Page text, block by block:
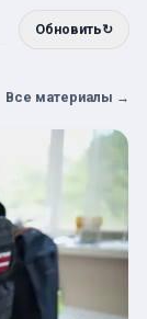
Обновить↻
Все материалы →